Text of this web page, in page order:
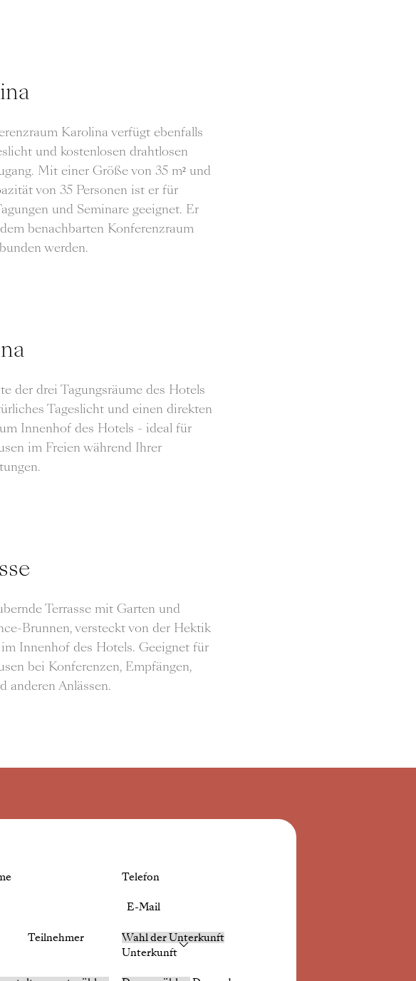
Karolina verfügt ebenfalls
und kostenlosen drahtlosen
Mit einer Größe von 35 m² und
von 35 Personen ist er für
und Seminare geeignet. Er
benachbarten Konferenzraum
werden.
der drei Tagungsräume des Hotels
Tageslicht und einen direkten
Innenhof des Hotels - ideal für
im Freien während Ihrer
Terrasse mit Garten und
Brunnen, versteckt von der Hektik
Innenhof des Hotels. Geeignet für
bei Konferenzen, Empfängen,
anderen Anlässen.
Telefon
E-Mail
Teilnehmer
Unterkunft